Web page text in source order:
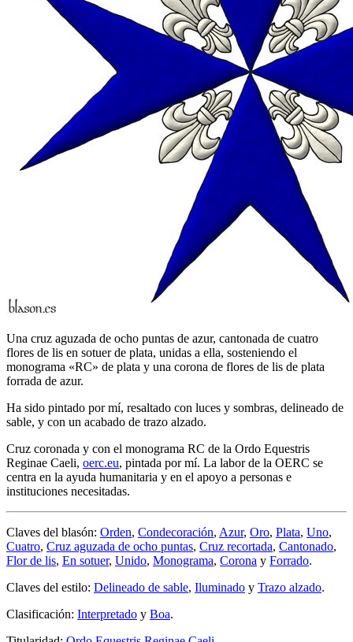
Una cruz aguzada de ocho puntas de azur, cantonada de cuatro
flores de lis en sotuer de plata, unidas a ella, sosteniendo el
monograma «RC» de plata y una corona de flores de lis de plata
forrada de azur.
Ha sido pintado por mí, resaltado con luces y sombras, delineado de
sable, y con un acabado de trazo alzado.
Cruz coronada y con el monograma RC de la Ordo Equestris
Reginae Caeli, oerc.eu, pintada por mí. La labor de la OERC se
centra en la ayuda humanitaria y en el apoyo a personas e
instituciones necesitadas.
Claves del blasón: Orden, Condecoración, Azur, Oro, Plata, Uno,
Cuatro, Cruz aguzada de ocho puntas, Cruz recortada, Cantonado,
Flor de lis, En sotuer, Unido, Monograma, Corona y Forrado.
Claves del estilo: Delineado de sable, Iluminado y Trazo alzado.
Clasificación: Interpretado y Boa.